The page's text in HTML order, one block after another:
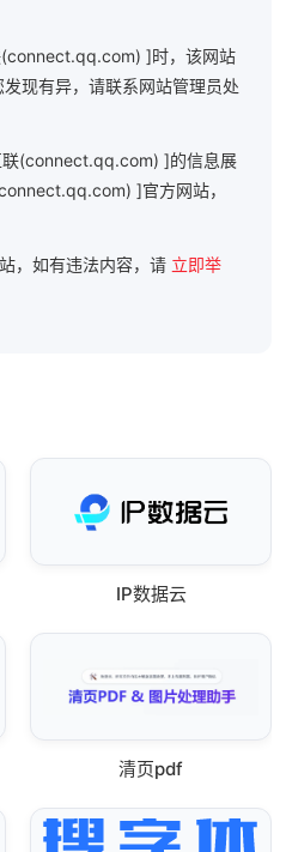
]时，该网站
现有异，请联系网站管理员处
(connect.qq.com) ]的信息展
]官方网站，
，如有违法内容，请 立即举
IP数据云
清页pdf